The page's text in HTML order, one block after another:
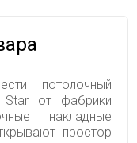
потолочный
Star от фабрики
накладные
простор